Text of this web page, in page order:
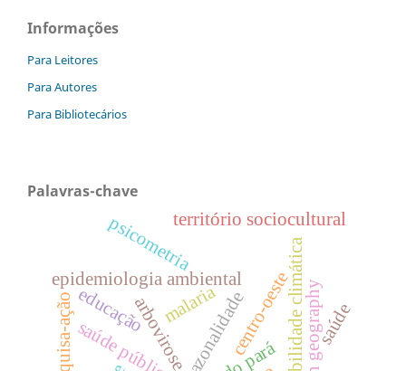
Informações
Para Leitores
Para Autores
Para Bibliotecários
Palavras-chave
sazonalidade
epidemiologia ambiental
saúde pública variabilidade climática
arbovirose centro-oeste
psicometriaterritório sociocultural
malaria
pesquisa-açãoeducação saúde